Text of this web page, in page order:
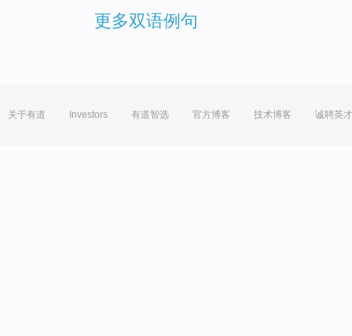
更多双语例句
关于有道 Investors 有道智选 官方博客 技术博客 诚聘英才